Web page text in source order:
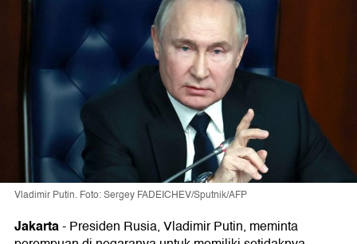
Vladimir Putin. Foto: Sergey FADEICHEV/Sputnik/AFP
Jakarta-Presiden Rusia, Vladimir Putin, meminta